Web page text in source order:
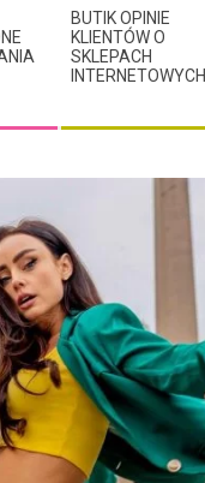
BUTIK OPINIE
KLIENTÓW O
SKLEPACH
INTERNETOWYCH